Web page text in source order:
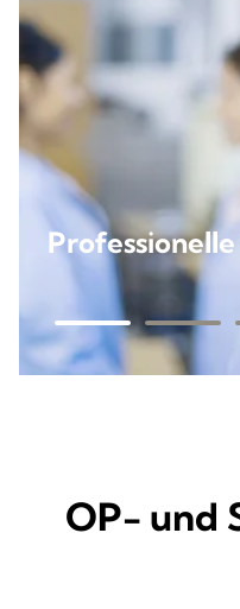
OP- und